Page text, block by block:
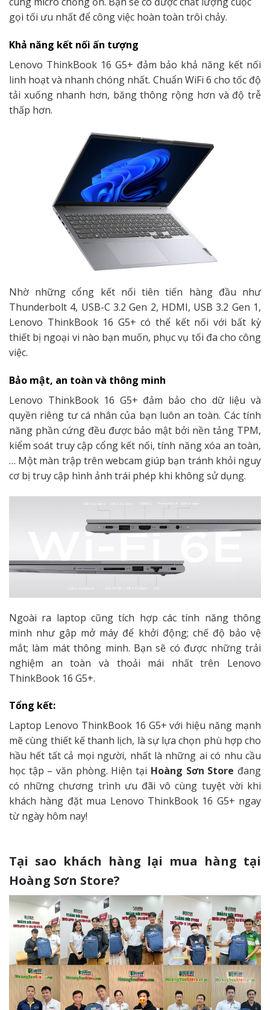
gọi tối ưu nhất để công việc hoàn toàn trôi chảy.
Khả năng kết nối ấn tượng
Lenovo ThinkBook 16 G5+ đảm bảo khả năng kết nối
linh hoạt và nhanh chóng nhất. Chuẩn WiFi 6 cho tốc độ
tải xuống nhanh hơn, băng thông rộng hơn và độ trễ
thấp hơn.
Nhờ những cổng kết nối tiên tiến hàng đầu như
Thunderbolt 4, USB-C 3.2 Gen 2, HDMI, USB 3.2 Gen 1,
Lenovo ThinkBook 16 G5+ có thể kết nối với bất kỳ
thiết bị ngoại vi nào bạn muốn, phục vụ tối đa cho công
việc.
Bảo mật, an toàn và thông minh
Lenovo ThinkBook 16 G5+ đảm bảo cho dữ liệu và
quyền riêng tư cá nhân của bạn luôn an toàn. Các tính
năng phần cứng đều được bảo mật bởi nền tảng TPM,
kiểm soát truy cập cổng kết nối, tính năng xóa an toàn,
… Một màn trập trên webcam giúp bạn tránh khỏi nguy
cơ bị truy cập hình ảnh trái phép khi không sử dụng.
Ngoài ra laptop cũng tích hợp các tính năng thông
minh như gập mở máy để khởi động; chế độ bảo vệ
mắt; làm mát thông minh. Bạn sẽ có được những trải
nghiệm an toàn và thoải mái nhất trên Lenovo
ThinkBook 16 G5+.
Tổng kết:
Laptop Lenovo ThinkBook 16 G5+ với hiệu năng mạnh
mẽ cùng thiết kế thanh lịch, là sự lựa chọn phù hợp cho
hầu hết tất cả mọi người, nhất là những ai có nhu cầu
học tập – văn phòng. Hiện tại Hoàng Sơn Store đang
có những chương trình ưu đãi vô cùng tuyệt vời khi
khách hàng đặt mua Lenovo ThinkBook 16 G5+ ngay
từ ngày hôm nay!
Tại sao khách hàng lại mua hàng tại
Hoàng Sơn Store?